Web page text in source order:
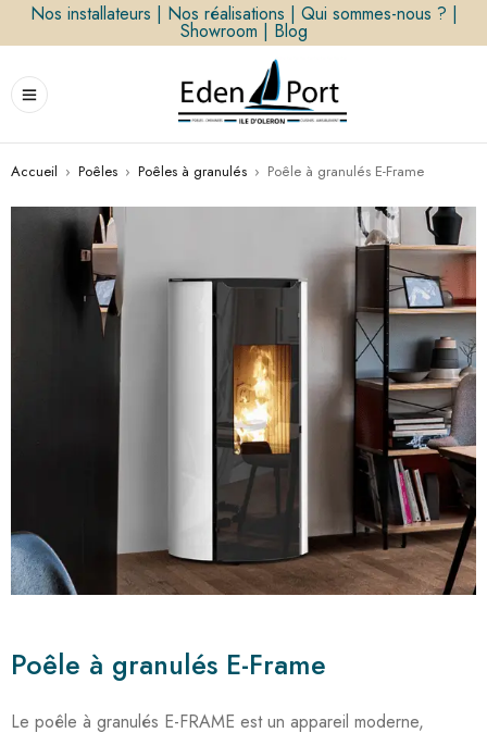
Nos installateurs | Nos réalisations | Qui sommes-nous ? |
Showroom | Blog
Accueil › Poêles › Poêles à granulés › Poêle à granulés E-Frame
Poêle à granulés E-Frame
Le poêle à granulés E-FRAME est un appareil moderne,